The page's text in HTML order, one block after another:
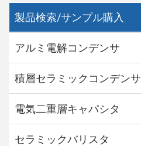
製品検索/サンプル購入
アルミ電解コンデンサ
積層セラミックコンデンサ
電気二重層キャパシタ
セラミックバリスタ